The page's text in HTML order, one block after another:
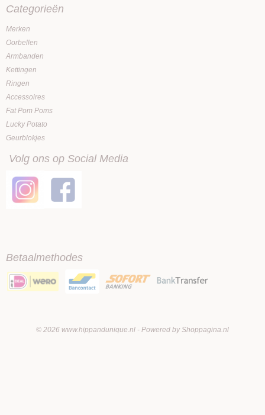
Categorieën
Merken
Oorbellen
Armbanden
Kettingen
Ringen
Accessoires
Fat Pom Poms
Lucky Potato
Geurblokjes
Volg ons op Social Media
Betaalmethodes
© 2026 www.hippandunique.nl - Powered by Shoppagina.nl